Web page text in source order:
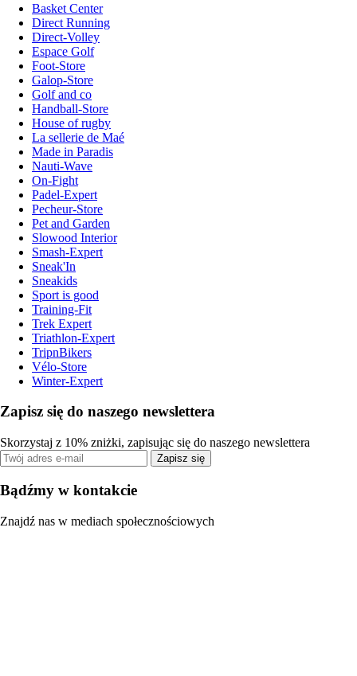
Basket Center
Direct Running
Direct-Volley
Espace Golf
Foot-Store
Galop-Store
Golf and co
Handball-Store
House of rugby
La sellerie de Maé
Made in Paradis
Nauti-Wave
On-Fight
Padel-Expert
Pecheur-Store
Pet and Garden
Slowood Interior
Smash-Expert
Sneak'In
Sneakids
Sport is good
Training-Fit
Trek Expert
Triathlon-Expert
TripnBikers
Vélo-Store
Winter-Expert
Zapisz się do naszego newslettera
Skorzystaj z 10% zniżki, zapisując się do naszego newslettera
Zapisz się
Bądźmy w kontakcie
Znajdź nas w mediach społecznościowych